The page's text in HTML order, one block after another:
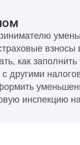
взносы
как
другими
инспекцию